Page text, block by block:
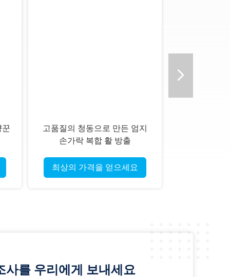
꾼
고품질의 청동으로 만든 엄지
손가락 복합 활 방출
최상의 가격을 얻으세요
사를 우리에게 보내세요